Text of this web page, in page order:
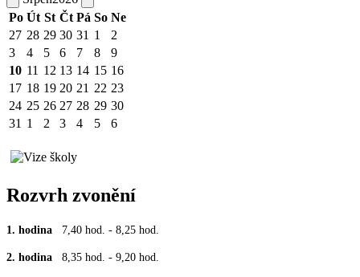
Po Út St Čt Pá So Ne
27 28 29 30 31 1
2
3
4 5 6 7 8
9
10 11 12 13 14 15 16
17 18 19 20 21 22 23
24 25 26 27 28 29 30
31 1 2 3 4 5 6
Rozvrh zvonění
1. hodina 7,40 hod. - 8,25 hod.
2. hodina 8,35 hod. - 9,20 hod.